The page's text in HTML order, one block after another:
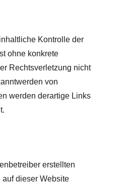
Kontrolle der
ohne konkrete
Rechtsverletzung nicht
von
werden derartige Links
erstellten
auf dieser Website